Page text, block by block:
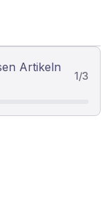
Artikeln
1/3